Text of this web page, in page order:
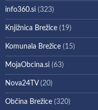
info360.si (323)
Knjižnica Brežice (19)
Komunala Brežice (15)
MojaObcina.si (63)
Nova24TV(20)
Občina Brežice (320)